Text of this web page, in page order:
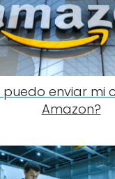
enviar mi
Amazon?